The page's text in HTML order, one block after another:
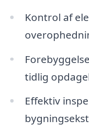
Kontrol af
tidlig
Effektiv